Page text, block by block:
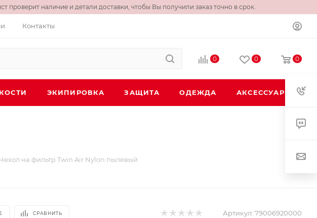
проверит наличие и детали доставки, чтобы Вы получили заказ точно в срок.
Контакты
0 0 0
ЭКИПИРОВКА ЗАЩИТА ОДЕЖДА АКСЕССУАРЫ
Чехол на фильтр Twin Air Nylon пылевый
СРАВНИТЬ Артикул: 79006920000